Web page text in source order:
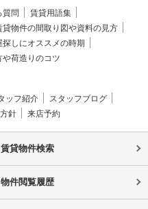
質問
賃貸用語集
貸物件の間取り図や資料の見方
探しにオススメの時期
荷造りのコツ
ッフ紹介
スタッフブログ
針 来店予約
賃貸物件検索
物件閲覧履歴